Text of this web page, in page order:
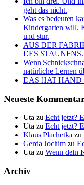
geht das nicht.
Was es bedeuten
Kindergarten will.
und stur.
AUS DER
DES STAUNENS.
Wenn
natürliche Lernen
DAS HAT HAND
Neueste
Uta zu Echt jetzt?
Uta zu Echt jetzt?
Klaus Plachetka zu
Gerda Jochim zu
Uta zu Wenn dein
Archiv